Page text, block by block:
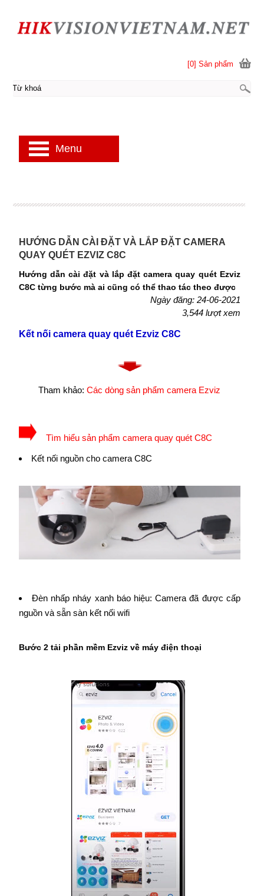
HƯỚNG DẪN CÀI ĐẶT VÀ LẮP ĐẶT CAMERA
QUAY QUÉT EZVIZ C8C
Hướng dẫn cài đặt và lắp đặt camera quay quét Ezviz
C8C từng bước mà ai cũng có thể thao tác theo được
Ngày đăng: 24-06-2021
3,544 lượt xem
Kết nối camera quay quét Ezviz C8C
Tham khảo:Các dòng sản phẩm camera Ezviz
Tìm hiểu sản phẩm camera quay quét C8C
Kết nối nguồn cho camera C8C
Đèn nhấp nháy xanh báo hiệu: Camera đã được cấp
nguồn và sẵn sàn kết nối wifi
Bước 2 tải phần mềm Ezviz về máy điện thoại
[0] Sản phẩm
Menu